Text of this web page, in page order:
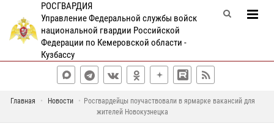
РОСГВАРДИЯ
Управление Федеральной службы войск
национальной гвардии Российской
Федерации по Кемеровской области -
Кузбассу
Главная Новости
Росгвардейцы поучаствовали в ярмарке вакансий для
жителей Новокузнецка